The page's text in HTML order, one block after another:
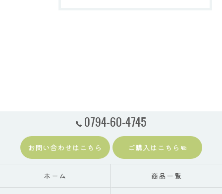
0794-60-4745
お問い合わせはこちら ご購入はこちら
ホーム 商品一覧